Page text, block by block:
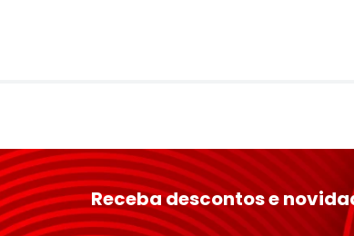
Receba descontos e